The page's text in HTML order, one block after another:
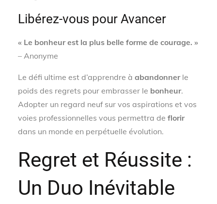
Libérez-vous pour Avancer
« Le bonheur est la plus belle forme de courage. »
– Anonyme
Le défi ultime est d’apprendre àabandonnerle
poids des regrets pour embrasser le bonheur.
Adopter un regard neuf sur vos aspirations et vos
voies professionnelles vous permettra deflorir
dans un monde en perpétuelle évolution.
Regret et Réussite :
Un Duo Inévitable